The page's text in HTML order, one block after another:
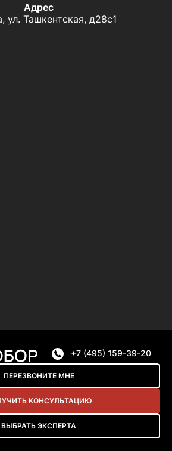
Адрес
ул. Ташкентская, д28с1
+7 (495) 159-39-20
ПЕРЕЗВОНИТЕ МНЕ
КОНСУЛЬТАЦИЮ
ВЫБРАТЬ ЭКСПЕРТА